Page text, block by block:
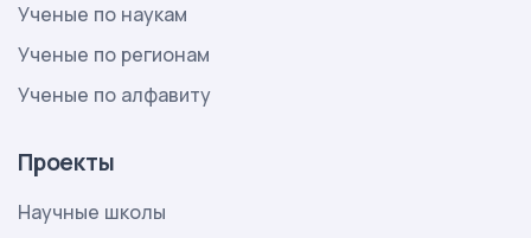
Ученые по наукам
Ученые по регионам
Ученые по алфавиту
Проекты
Научные школы